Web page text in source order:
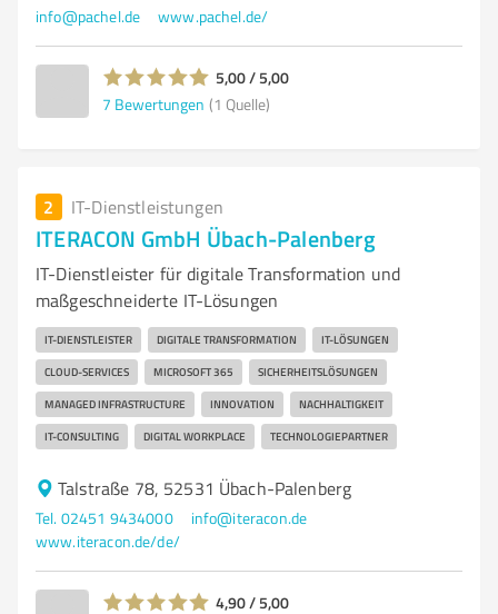
info@pachel.de www.pachel.de/
5,00 / 5,00
7 Bewertungen (1 Quelle)
2 IT-Dienstleistungen
ITERACON GmbH Übach-Palenberg
IT-Dienstleister für digitale Transformation und
maßgeschneiderte IT-Lösungen
IT-DIENSTLEISTER DIGITALE TRANSFORMATION IT-LÖSUNGEN
CLOUD-SERVICES MICROSOFT 365 SICHERHEITSLÖSUNGEN
MANAGED INFRASTRUCTURE INNOVATION NACHHALTIGKEIT
IT-CONSULTING DIGITAL WORKPLACE TECHNOLOGIEPARTNER
Talstraße 78, 52531 Übach-Palenberg
Tel. 02451 9434000
info@iteracon.de
www.iteracon.de/de/
4,90 / 5,00